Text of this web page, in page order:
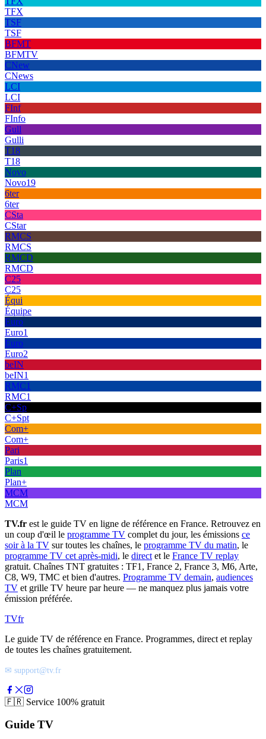
TFX
TSF
TSF
BFMT
BFMTV
CNew
CNews
LCI
LCI
FInf
FInfo
Gull
Gulli
T18
T18
Novo
Novo19
6ter
6ter
CSta
CStar
RMCS
RMCS
RMCD
RMCD
C25
C25
Équi
Équipe
Euro
Euro1
Euro
Euro2
beIN
beIN1
RMC1
RMC1
C+Sp
C+Spt
Com+
Com+
Pari
Paris1
Plan
Plan+
MCM
MCM
TV.fr est le guide TV en ligne de référence en France. Retrouvez en
un coup d'œil le programme TV complet du jour, les émissions ce
soir à la TV sur toutes les chaînes, le programme TV du matin, le
programme TV cet après-midi, le direct et le France TV replay
gratuit. Chaînes TNT gratuites : TF1, France 2, France 3, M6, Arte,
C8, W9, TMC et bien d'autres. Programme TV demain, audiences
TV et grille TV heure par heure — ne manquez plus jamais votre
émission préférée.
TVfr
Le guide TV de référence en France. Programmes, direct et replay
de toutes les chaînes gratuitement.
✉ support@tv.fr
🇫🇷 Service 100% gratuit
Guide TV